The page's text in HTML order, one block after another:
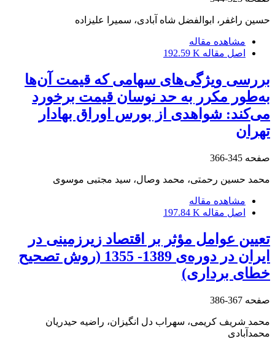
حسین راغفر، ابوالفضل شاه آبادی، سمیرا علیزاده
مشاهده مقاله
اصل مقاله 192.59 K
بررسی ویژگی‌های‌ سهامی که قیمت آن‌ها
به‌طور مکرر به حد نوسان قیمت برخورد
می‌کند: شواهدی از بورس اوراق بهادار
تهران
صفحه 345-366
محمد حسین رحمتی، محمد وصال، سید مجتبی موسوی
مشاهده مقاله
اصل مقاله 197.84 K
تعیین عوامل مؤثر بر اقتصاد زیرزمینی در
ایران در دوره‌ی 1389- 1355 (روش تصحیح
خطای برداری)
صفحه 367-386
محمد شریف کریمی، سهراب دل انگیزان، راضیه حیدریان
محمدآبادی